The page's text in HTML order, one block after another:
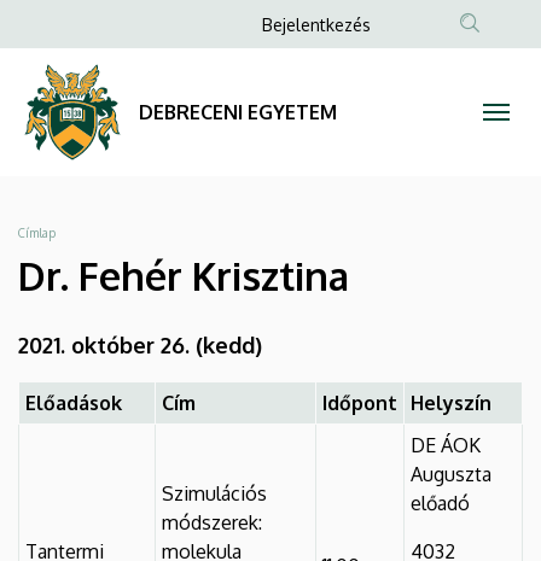
Fehér
Krisztina
DEBRECENI
EGYETEM
a
tartalomra
Anonim
menüje
Bejelentkezés
DEBRECENI EGYETEM
Morzsa
Címlap
Dr. Fehér Krisztina
2021. október 26. (kedd)
Előadások Cím Időpont Helyszín
Tantermi
Szimulációs
módszerek:
molekula
DE ÁOK
Auguszta
előadó
4032